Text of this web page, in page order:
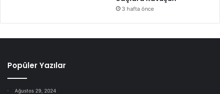
3 hafta önce
Popüler Yazılar
Ağustos 29, 2024